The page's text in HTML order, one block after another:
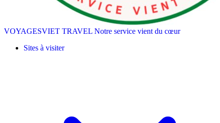
VOYAGESVIET TRAVEL Notre service vient du cœur
Sites à visiter